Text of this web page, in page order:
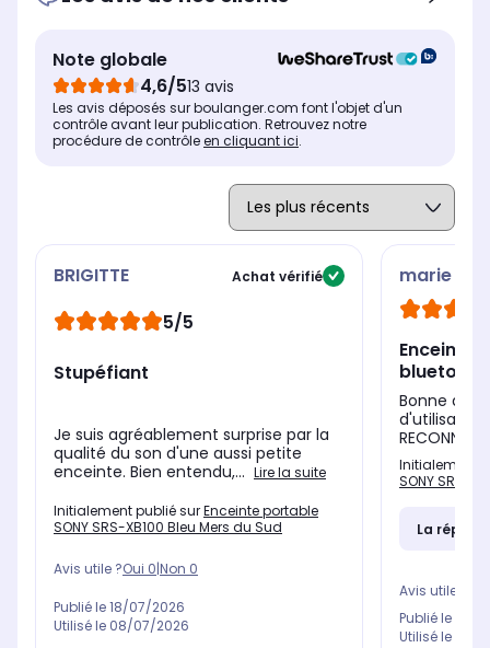
jusqu'à 1m
Poignée de transport
Oui
Bluetooth
jusqu'à 1m
Oui
Bluetooth
Note globale
4,6/513 avis
Les avis déposés sur boulanger.com font l'objet d'un
contrôle avant leur publication. Retrouvez notre
procédure de contrôleen cliquant ici.
BRIGITTE Achat vérifié
5/5
Stupéfiant
Je suis agréablement surprise par la
qualité du son d'une aussi petite
enceinte. Bien entendu,... Lire la suite
Initialement publié surEnceinte portable
SONY SRS-XB100 Bleu Mers du Sud
Avis utile ?Oui 0|Non 0
Publié le18/07/2026
Utilisé le 08/07/2026
marie
Enceinte
Bonne
Initialement
SONY SRS-
La
Avis utile ?
Publié le
Utilisé le